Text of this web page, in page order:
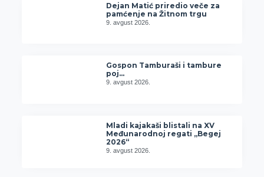
Dejan Matić priredio veče za
pamćenje na Žitnom trgu
9. avgust 2026.
Gospon Tamburaši i tambure
poj…
9. avgust 2026.
Mladi kajakaši blistali na XV
Međunarodnoj regati „Begej
2026“
9. avgust 2026.